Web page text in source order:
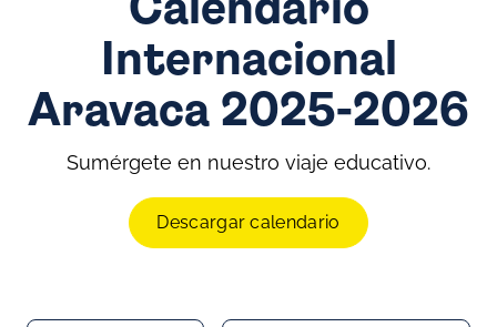
Calendario
Internacional
Aravaca 2025-2026
Sumérgete en nuestro viaje educativo.
Descargar calendario